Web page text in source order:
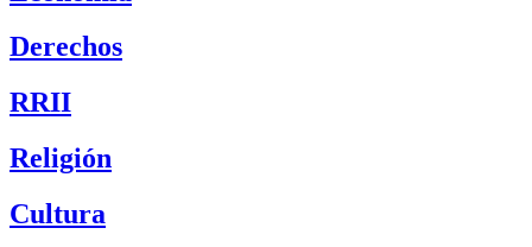
Derechos
RRII
Religión
Cultura